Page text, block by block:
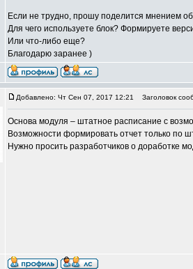
Если не трудно, прошу поделится мнением
Для чего используете блок? Формируете
Или что-либо еще?
Благодарю заранее )
Добавлено: Чт Сен 07, 2017 12:21 Заголовок
Основа модуля – штатное расписание с
Возможности формировать отчет только по
Нужно просить разработчиков о доработке